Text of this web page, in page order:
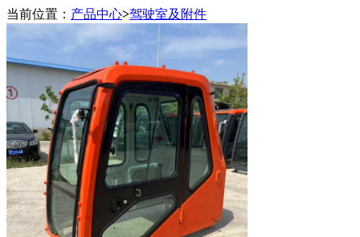
当前位置： 产品中心>驾驶室及附件